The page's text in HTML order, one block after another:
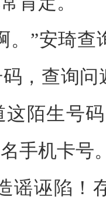
。”安琦
，查询
陌生号
手机卡号
谣诬陷！